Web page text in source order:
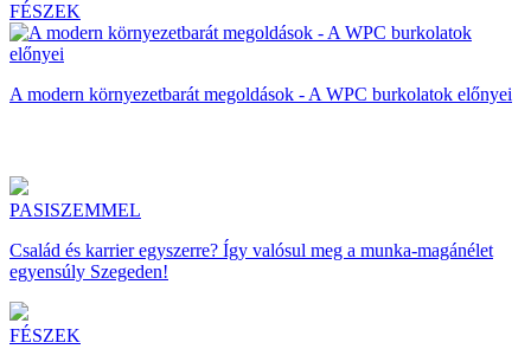
FÉSZEK
A modern környezetbarát megoldások - A WPC burkolatok előnyei
PASISZEMMEL
Család és karrier egyszerre? Így valósul meg a munka-magánélet
egyensúly Szegeden!
FÉSZEK